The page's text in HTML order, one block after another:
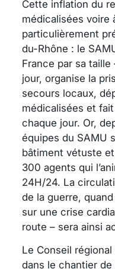
Cette inflation du
médicalisées voire
particulièrement
du-Rhône : le
France par sa
jour, organise la
secours locaux,
médicalisées et
chaque jour. Or,
équipes du SAMU
bâtiment vétuste
300 agents qui
24H/24. La
de la guerre,
sur une crise
route – sera ainsi
Le Conseil
dans le chantier